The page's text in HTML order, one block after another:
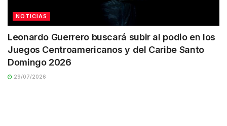
NOTICIAS
Leonardo Guerrero buscará subir al podio en los
Juegos Centroamericanos y del Caribe Santo
Domingo 2026
29/07/2026